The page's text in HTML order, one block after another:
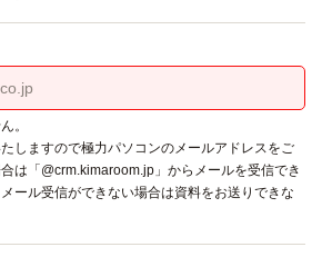
。
しますので極力パソコンのメールアドレスをご
は「@crm.kimaroom.jp」からメールを受信でき
ール受信ができない場合は資料をお送りできな